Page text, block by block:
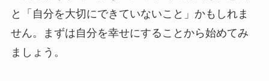
と「自分を大切にできていないこと」かもしれま
せん。まずは自分を幸せにすることから始めてみ
ましょう。